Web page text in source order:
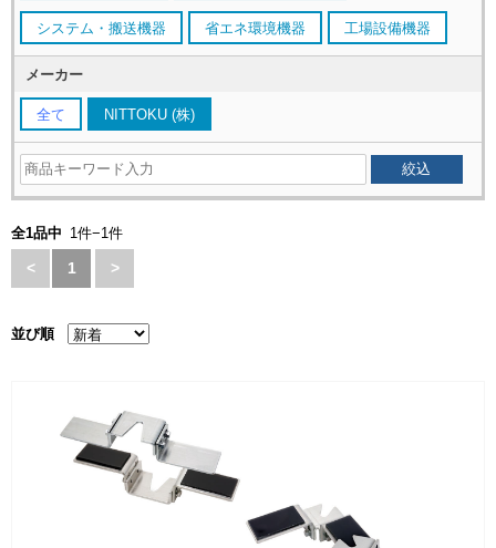
システム・搬送機器 省エネ環境機器 工場設備機器
メーカー
全て NITTOKU (株)
全1品中 1件−1件
< 1 >
並び順